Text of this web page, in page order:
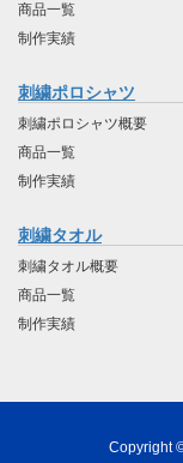
商品一覧
制作実績
刺繍ポロシャツ
刺繍ポロシャツ概要
商品一覧
制作実績
刺繍タオル
刺繍タオル概要
商品一覧
制作実績
Copyright